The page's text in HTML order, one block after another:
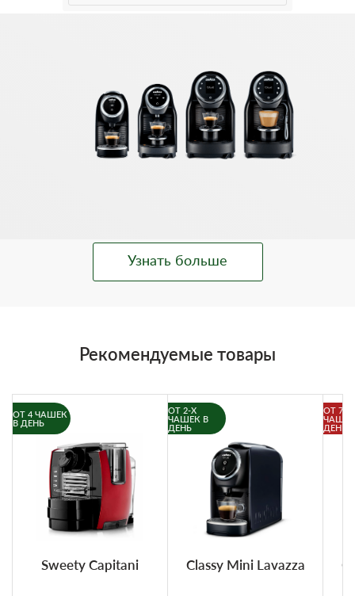
Узнать больше
Рекомендуемые товары
ОТ 4 ЧАШЕК
В ДЕНЬ
Sweety Capitani
ОТ 2-Х
ЧАШЕК В
ДЕНЬ
Classy Mini Lavazza
ОТ 7-И
ДЕНЬ